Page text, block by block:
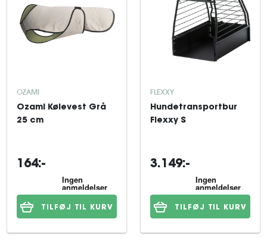
OZAMI
Ozami Kølevest Grå
25 cm
164:-
TILFØJ TIL KURV
FLEXXY
Hundetransportbur
Flexxy S
3.149:-
TILFØJ TIL KURV